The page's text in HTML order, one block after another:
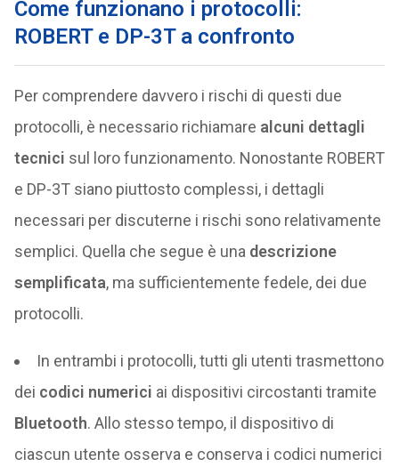
Come funzionano i protocolli:
ROBERT e DP-3T a confronto
Per comprendere davvero i rischi di questi due
protocolli, è necessario richiamare alcuni dettagli
tecnici sul loro funzionamento. Nonostante ROBERT
e DP-3T siano piuttosto complessi, i dettagli
necessari per discuterne i rischi sono relativamente
semplici. Quella che segue è una descrizione
semplificata, ma sufficientemente fedele, dei due
protocolli.
In entrambi i protocolli, tutti gli utenti trasmettono
dei codici numerici ai dispositivi circostanti tramite
Bluetooth. Allo stesso tempo, il dispositivo di
ciascun utente osserva e conserva i codici numerici